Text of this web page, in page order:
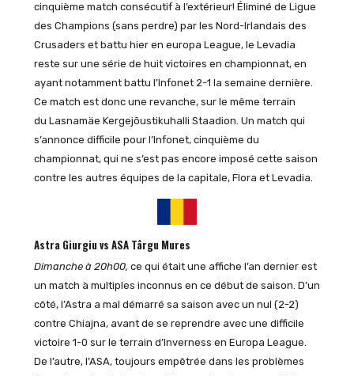
cinquième match consécutif à l’extérieur! Éliminé de Ligue
des Champions (sans perdre) par les Nord-Irlandais des
Crusaders et battu hier en europa League, le Levadia
reste sur une série de huit victoires en championnat, en
ayant notamment battu l’Infonet 2-1 la semaine dernière.
Ce match est donc une revanche, sur le même terrain
du Lasnamäe Kergejõustikuhalli Staadion. Un match qui
s’annonce difficile pour l’Infonet, cinquième du
championnat, qui ne s’est pas encore imposé cette saison
contre les autres équipes de la capitale, Flora et Levadia.
Astra Giurgiu vs ASA Târgu Mures
Dimanche à 20h00, ce qui était une affiche l’an dernier est
un match à multiples inconnus en ce début de saison. D’un
côté, l’Astra a mal démarré sa saison avec un nul (2-2)
contre Chiajna, avant de se reprendre avec une difficile
victoire 1-0 sur le terrain d’Inverness en Europa League.
De l’autre, l’ASA, toujours empêtrée dans les problèmes